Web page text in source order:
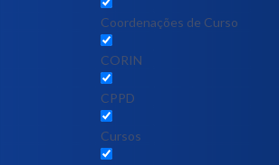
Coordenações de Curso
CORIN
CPPD
Cursos